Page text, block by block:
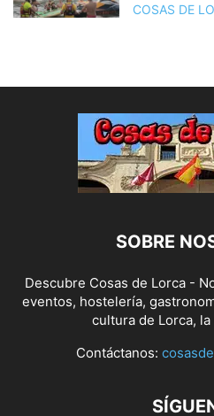
COSAS DE
SOBRE
Descubre Cosas de Lorca -
eventos, hostelería,
cultura de Lorca,
Contáctanos: